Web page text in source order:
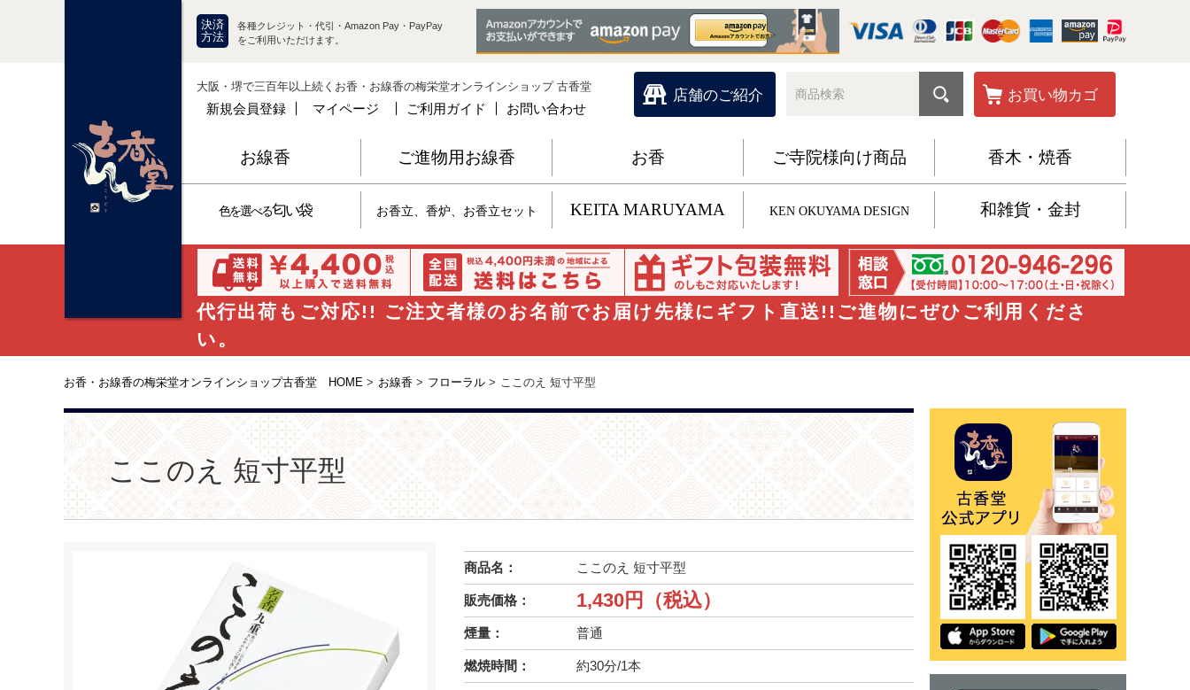
決済
方法
各種クレジット・代引・Amazon Pay・PayPay
をご利用いただけます。
大阪・堺で三百年以上続くお香・お線香の梅栄堂オンラインショップ 古香堂
新規会員登録 マイページ ご利用ガイド お問い合わせ
店舗のご紹介 お買い物カゴ
お線香 ご進物用お線香 お香 ご寺院様向け商品 香木・焼香
色を選べる匂い袋 お香立、香炉、お香立セット KEITA MARUYAMA KEN OKUYAMA DESIGN 和雑貨・金封
代行出荷もご対応!! ご注文者様のお名前でお届け先様にギフト直送!!ご進物にぜひご利用くださ
い。
お香・お線香の梅栄堂オンラインショップ古香堂 HOME > お線香 > フローラル > ここのえ 短寸平型
ここのえ 短寸平型
商品名： ここのえ 短寸平型
販売価格： 1,430円（税込）
煙量： 普通
燃焼時間： 約30分/1本